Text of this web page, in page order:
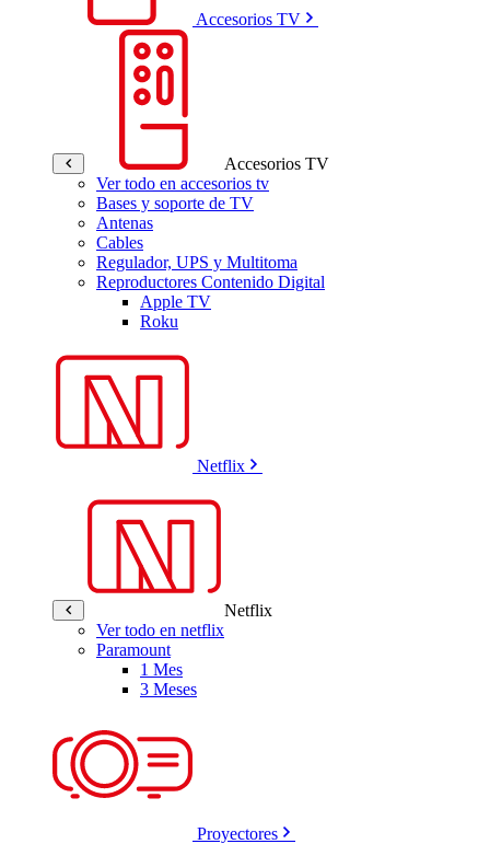
Accesorios TV
Accesorios TV
Ver todo en accesorios tv
Bases y soporte de TV
Antenas
Cables
Regulador, UPS y Multitoma
Reproductores Contenido Digital
Apple TV
Roku
Netflix
Netflix
Ver todo en netflix
Paramount
1 Mes
3 Meses
Proyectores